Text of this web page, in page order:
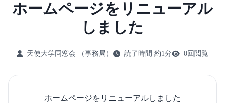
ホームページをリニューアル
しました
天使大学同窓会 （事務局） 読了時間 約1分 0回閲覧
ホームページをリニューアルしました